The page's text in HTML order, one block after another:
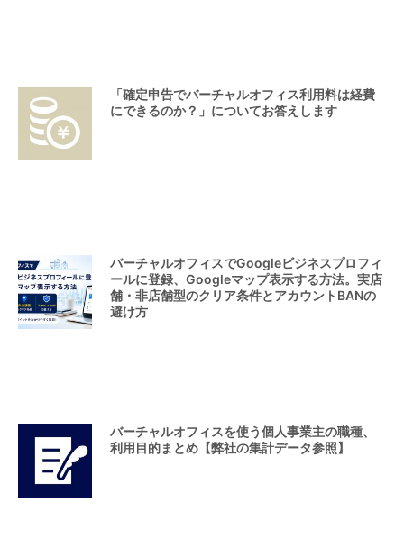
「確定申告でバーチャルオフィス利用料は経費
にできるのか？」についてお答えします
バーチャルオフィスでGoogleビジネスプロフィ
ールに登録、Googleマップ表示する方法。実店
舗・非店舗型のクリア条件とアカウントBANの
避け方
バーチャルオフィスを使う個人事業主の職種、
利用目的まとめ【弊社の集計データ参照】